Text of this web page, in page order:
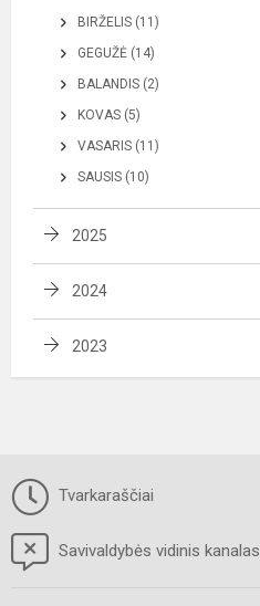
BIRŽELIS (11)
GEGUŽĖ (14)
BALANDIS (2)
KOVAS (5)
VASARIS (11)
SAUSIS (10)
2025
2024
2023
Tvarkaraščiai
Savivaldybės vidinis kanalas